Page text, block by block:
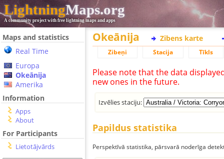
LightningMaps.org
A community project with free lightning maps and apps
Maps and statistics
Real Time
Europa
Okeānija
Amerika
Information
Apps
About
For Participants
Lietotājvārds
Okeānija Zibens karte
Zibeņi Stacija Tīkls
Please note that the data
new ones in the future.
Izvēlies staciju:
Papildus statistika
Perspektīvā statistika, pārsvarā noderīga